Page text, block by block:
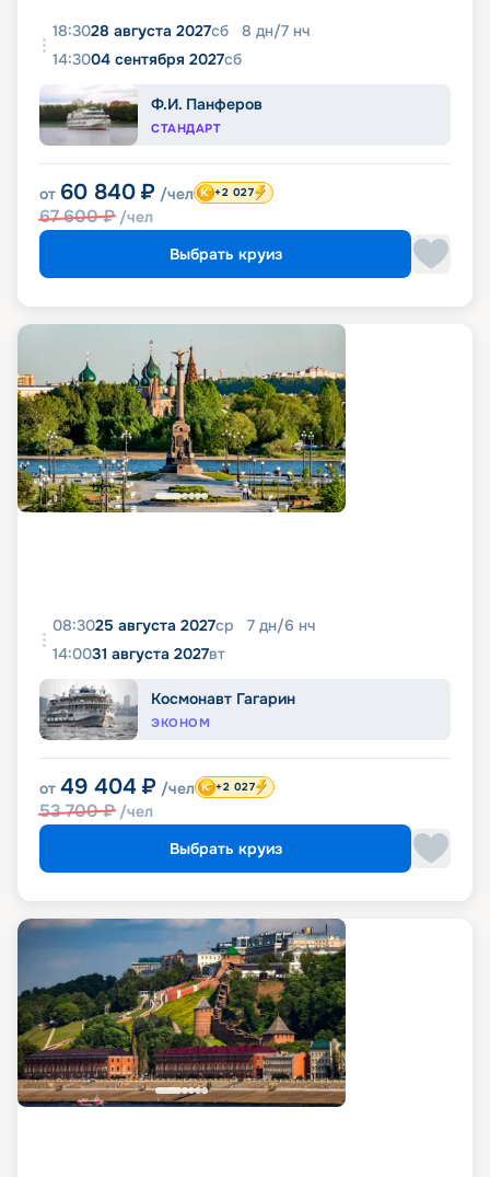
18:3028 августа 2027сб 8 дн/7 нч
14:3004 сентября 2027сб
Ф.И. Панферов
СТАНДАРТ
от 60 840 ₽ /чел
67 600₽ /чел
+2 027
Выбрать круиз
08:3025 августа 2027ср 7 дн/6 нч
14:0031 августа 2027вт
Космонавт Гагарин
ЭКОНОМ
от 49 404 ₽ /чел
53 700₽ /чел
+2 027
Выбрать круиз